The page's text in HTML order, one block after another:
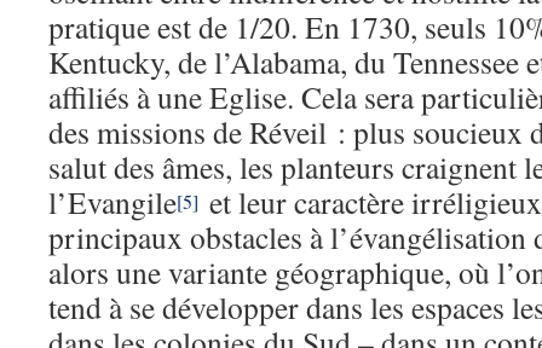
pratique est de 1/20. En 1730, seuls
Kentucky, de l’Alabama, du
affiliés à une Eglise. Cela sera
des missions de Réveil : plus soucieux
salut des âmes, les planteurs craignent
l’Evangile[5] et leur caractère
principaux obstacles à l’évangélisation
alors une variante géographique, où
tend à se développer dans les espaces